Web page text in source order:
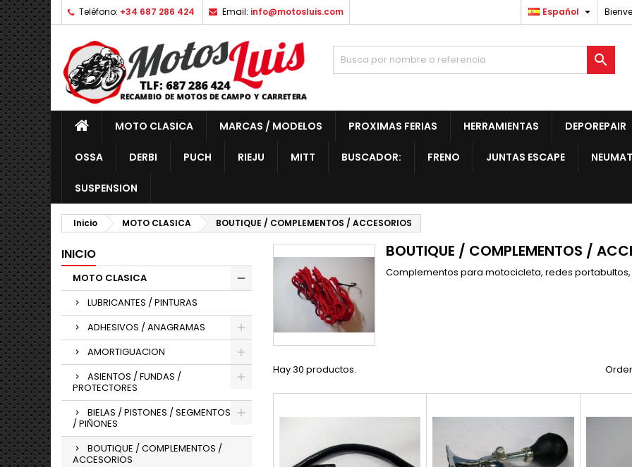
Teléfono: +34 687 286 424 Email: info@motosluis.com Español 

MOTO CLASICA MARCAS / MODELOS PROXIMAS FERIAS HERRAMIENTAS DEPOREPAIR
OSSA DERBI PUCH RIEJU MITT BUSCADOR: FRENO JUNTAS ESCAPE
SUSPENSION
Inicio MOTO CLASICA BOUTIQUE / COMPLEMENTOS / ACCESORIOS
INICIO
MOTO CLASICA
LUBRICANTES / PINTURAS
ADHESIVOS / ANAGRAMAS
AMORTIGUACION
ASIENTOS / FUNDAS /
PROTECTORES
BIELAS / PISTONES / SEGMENTOS
/ PIÑONES
BOUTIQUE / COMPLEMENTOS /
ACCESORIOS
BOUTIQUE / COMPLEMENTOS /
Complementos para motocicleta, redes
Hay 30 productos.